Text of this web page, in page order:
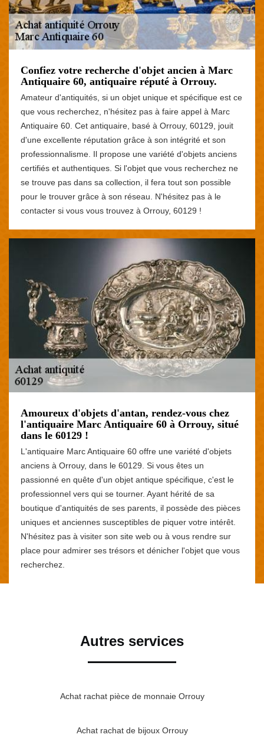
Confiez votre recherche d'objet ancien à Marc
Antiquaire 60, antiquaire réputé à Orrouy.
Amateur d'antiquités, si un objet unique et spécifique est ce
que vous recherchez, n'hésitez pas à faire appel à Marc
Antiquaire 60. Cet antiquaire, basé à Orrouy, 60129, jouit
d'une excellente réputation grâce à son intégrité et son
professionnalisme. Il propose une variété d'objets anciens
certifiés et authentiques. Si l'objet que vous recherchez ne
se trouve pas dans sa collection, il fera tout son possible
pour le trouver grâce à son réseau. N'hésitez pas à le
contacter si vous vous trouvez à Orrouy, 60129 !
Amoureux d'objets d'antan, rendez-vous chez
l'antiquaire Marc Antiquaire 60 à Orrouy, situé
dans le 60129 !
L'antiquaire Marc Antiquaire 60 offre une variété d'objets
anciens à Orrouy, dans le 60129. Si vous êtes un
passionné en quête d'un objet antique spécifique, c'est le
professionnel vers qui se tourner. Ayant hérité de sa
boutique d'antiquités de ses parents, il possède des pièces
uniques et anciennes susceptibles de piquer votre intérêt.
N'hésitez pas à visiter son site web ou à vous rendre sur
place pour admirer ses trésors et dénicher l'objet que vous
recherchez.
Autres services
Achat rachat pièce de monnaie Orrouy
Achat rachat de bijoux Orrouy